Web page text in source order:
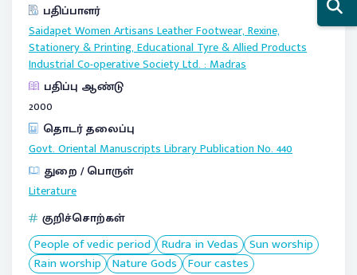
பதிப்பாளர்
Saidapet Women Artisans Leather Footwear, Rexine,
Stationery & Printing, Educational Tyre & Allied Products
Industrial Co-operative Society Ltd.:Madras
பதிப்பு ஆண்டு
2000
தொடர் தலைப்பு
Govt. Oriental Manuscripts Library Publication No.440
துறை / பொருள்
Literature
குறிச்சொற்கள்
People of vedic period Rudra in Vedas Sun worship
Rain worship Nature Gods Four castes